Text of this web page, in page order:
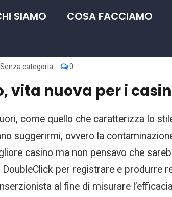
SIAMO COSA FACCIAMO
Senza categoria 0
vita nuova per i
come quello che caratterizza lo
suggerirmi, ovvero la
casino ma non pensavo che
per registrare e produrre
al fine di misurare